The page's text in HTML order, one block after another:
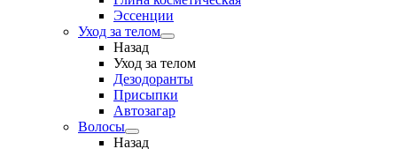
Эссенции
Уход за телом
Назад
Уход за телом
Дезодоранты
Присыпки
Автозагар
Волосы
Назад